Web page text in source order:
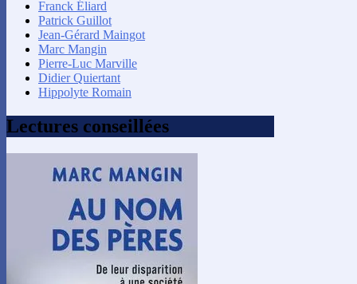
Franck Éliard
Patrick Guillot
Jean-Gérard Maingot
Marc Mangin
Pierre-Luc Marville
Didier Quiertant
Hippolyte Romain
Lectures conseillées